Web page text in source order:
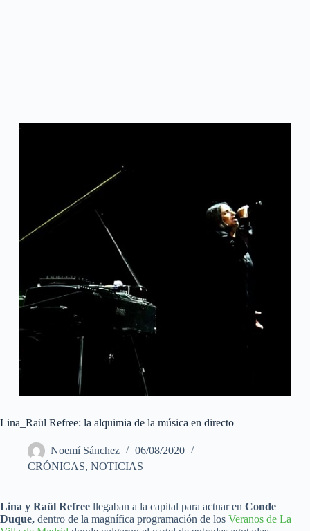
Lina_Raül Refree: la alquimia de la música en directo
Noemí Sánchez
06/08/2020
CRÓNICAS, NOTICIAS
Lina y Raül Refree llegaban a la capital para actuar en Conde
Duque, dentro de la magnífica programación de los Veranos de La